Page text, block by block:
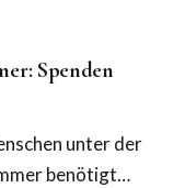
Spenden
unter der
benötigt